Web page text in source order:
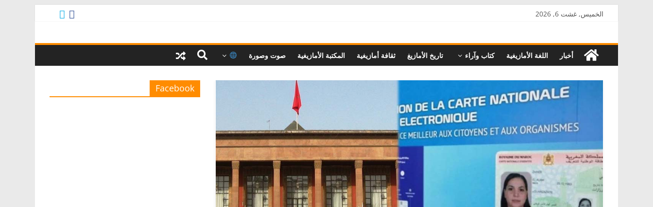
الخميس, غشت 6, 2026
AkalPress
منبر
المغرب
أخبار اللغة الأمازيغية كتاب وآراء تاريخ الأمازيغ ثقافة أمازيغية المكتبة الأمازيغية صوت وصورة
Facebook